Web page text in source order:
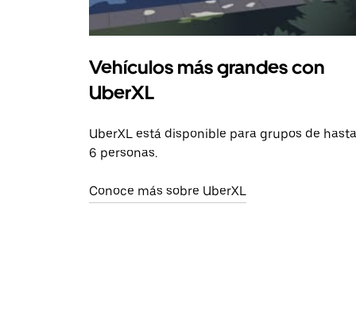
Vehículos más grandes con
UberXL
UberXL está disponible para grupos de hasta
6 personas.
Conoce más sobre UberXL